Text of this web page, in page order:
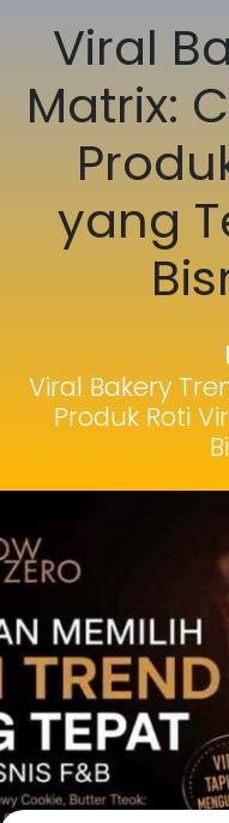
Viral
Matrix:
yang
Viral Bakery
Produk Roti